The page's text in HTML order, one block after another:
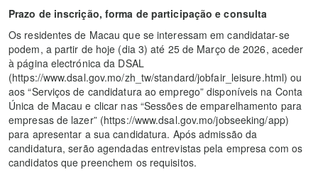
Prazo de inscrição, forma de participação e consulta
Os residentes de Macau que se interessam em candidatar-se
podem, a partir de hoje (dia 3) até 25 de Março de 2026, aceder
à página electrónica da DSAL
(https://www.dsal.gov.mo/zh_tw/standard/jobfair_leisure.html) ou
aos “Serviços de candidatura ao emprego” disponíveis na Conta
Única de Macau e clicar nas “Sessões de emparelhamento para
empresas de lazer” (https://www.dsal.gov.mo/jobseeking/app)
para apresentar a sua candidatura. Após admissão da
candidatura, serão agendadas entrevistas pela empresa com os
candidatos que preenchem os requisitos.